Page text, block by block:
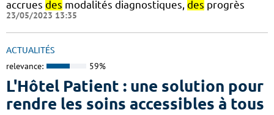
accrues des modalités diagnostiques, des progrès
23/05/2023 13:35
ACTUALITÉS
relevance: 59%
L'Hôtel Patient : une solution pour
rendre les soins accessibles à tous